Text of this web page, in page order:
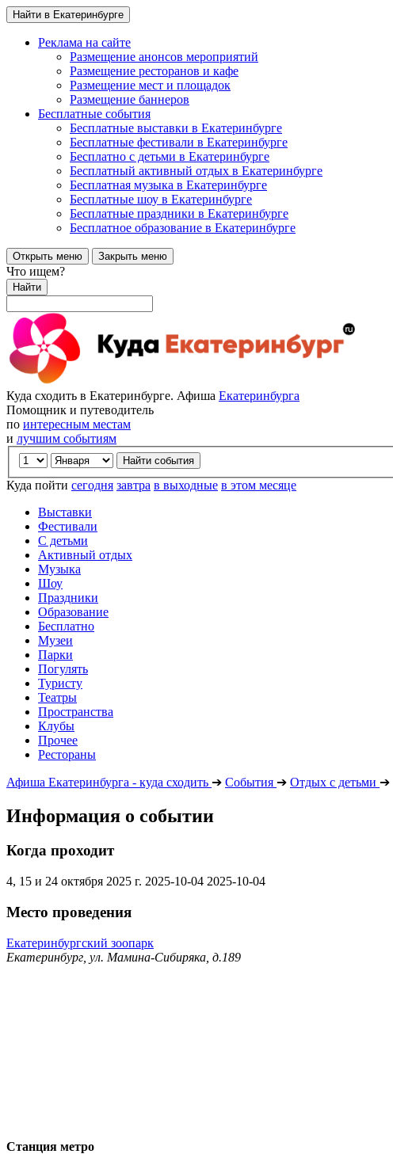
Найти в Екатеринбурге
Реклама на сайте
Размещение анонсов мероприятий
Размещение ресторанов и кафе
Размещение мест и площадок
Размещение баннеров
Бесплатные события
Бесплатные выставки в Екатеринбурге
Бесплатные фестивали в Екатеринбурге
Бесплатно с детьми в Екатеринбурге
Бесплатный активный отдых в Екатеринбурге
Бесплатная музыка в Екатеринбурге
Бесплатные шоу в Екатеринбурге
Бесплатные праздники в Екатеринбурге
Бесплатное образование в Екатеринбурге
Открыть меню Закрыть меню
Что ищем?
Найти
Куда сходить в Екатеринбурге. Афиша Екатеринбурга
Помощник и путеводитель
по интересным местам
и лучшим событиям
Куда пойти сегодня завтра в выходные в этом месяце
Выставки
Фестивали
С детьми
Активный отдых
Музыка
Шоу
Праздники
Образование
Бесплатно
Музеи
Парки
Погулять
Туристу
Театры
Пространства
Клубы
Прочее
Рестораны
Афиша Екатеринбурга - куда сходить ➔ События ➔ Отдых с детьми ➔
Информация о событии
Когда проходит
4, 15 и 24 октября 2025 г. 2025-10-04 2025-10-04
Место проведения
Екатеринбургский зоопарк
Екатеринбург, ул. Мамина-Сибиряка, д.189
Станция метро